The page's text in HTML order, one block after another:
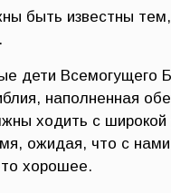
быть известны тем,
дети Всемогущего
наполненная
ходить с широкой
ожидая, что с нами
то хорошее.